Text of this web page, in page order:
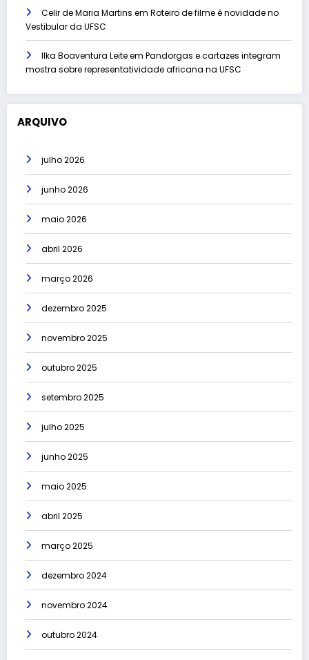
Celir de Maria Martins em Roteiro de filme é novidade no
Vestibular da UFSC
Ilka Boaventura Leiteem Pandorgas e cartazes integram
mostra sobre representatividade africana na UFSC
ARQUIVO
julho 2026
junho 2026
maio 2026
abril 2026
março 2026
dezembro 2025
novembro 2025
outubro 2025
setembro 2025
julho 2025
junho 2025
maio 2025
abril 2025
março 2025
dezembro 2024
novembro 2024
outubro 2024